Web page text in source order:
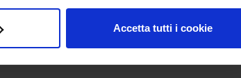
Accetta tutti i cookie